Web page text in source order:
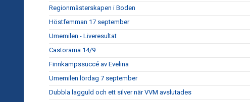
Regionmästerskapen i Boden
Höstfemman 17 september
Umemilen - Liveresultat
Castorama 14/9
Finnkampssuccé av Evelina
Umemilen lördag 7 september
Dubbla lagguld och ett silver när VVM avslutades